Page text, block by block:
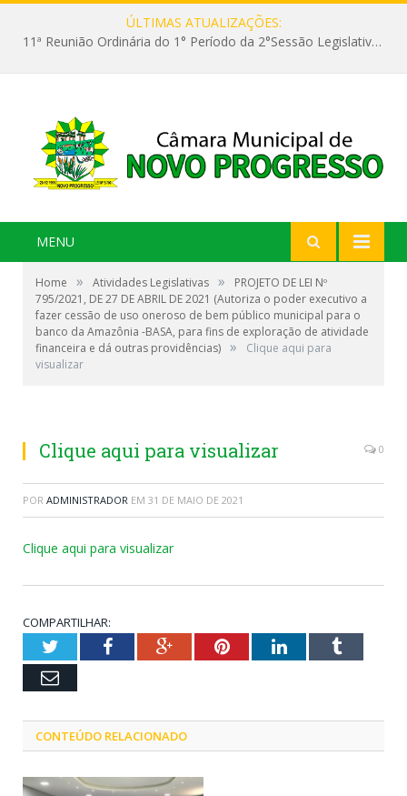
ÚLTIMAS ATUALIZAÇÕES:
11ª Reunião Ordinária do 1° Período da 2°Sessão Legislativa da 9ª Legislatura do Poder Legislativo
MENU
Home » Atividades Legislativas »
PROJETO DE LEI Nº
795/2021, DE 27 DE ABRIL DE 2021 (Autoriza o poder executivo a
fazer cessão de uso oneroso de bem público municipal para o
banco da Amazônia -BASA, para fins de exploração de atividade
financeira e dá outras providências) »
Clique aqui para
visualizar
Clique aqui para visualizar 0
POR ADMINISTRADOR EM 31 DE MAIO DE 2021
Clique aqui para visualizar
COMPARTILHAR:
TwitterFacebookGoogle+PinterestLinkedInTumblr
Email
CONTEÚDO RELACIONADO